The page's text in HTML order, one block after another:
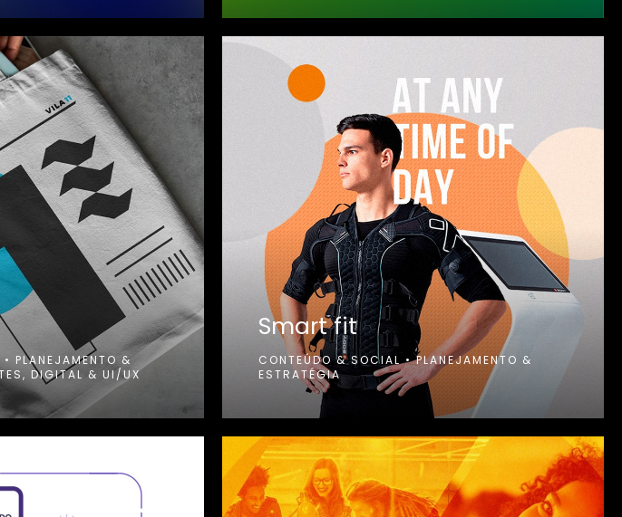
• PLANEJAMENTO &
DIGITAL & UI/UX
Smart fit
CONTEÚDO & SOCIAL•PLANEJAMENTO &
ESTRATÉGIA